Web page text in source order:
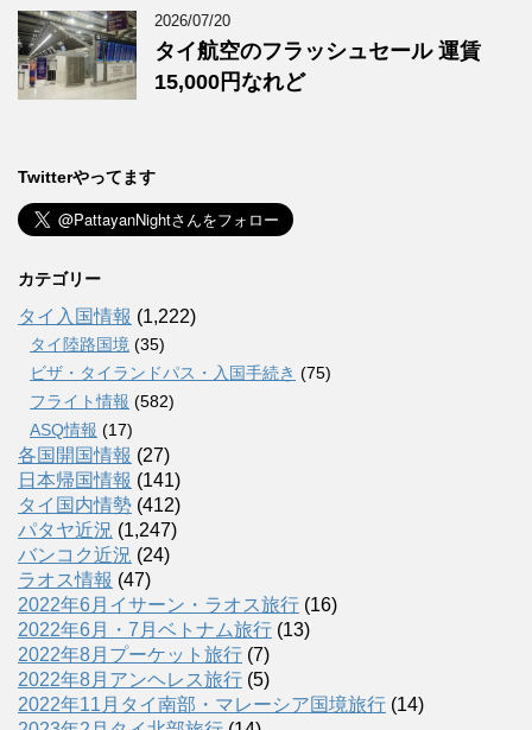
2026/07/20
タイ航空のフラッシュセール 運賃
15,000円なれど
Twitterやってます
カテゴリー
タイ入国情報 (1,222)
タイ陸路国境 (35)
ビザ・タイランドパス・入国手続き (75)
フライト情報 (582)
ASQ情報 (17)
各国開国情報 (27)
日本帰国情報 (141)
タイ国内情勢 (412)
パタヤ近況 (1,247)
バンコク近況 (24)
ラオス情報 (47)
2022年6月イサーン・ラオス旅行 (16)
2022年6月・7月ベトナム旅行 (13)
2022年8月プーケット旅行 (7)
2022年8月アンヘレス旅行 (5)
2022年11月タイ南部・マレーシア国境旅行 (14)